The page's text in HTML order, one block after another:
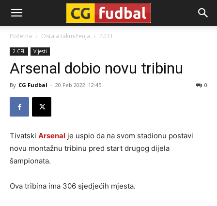
CG-
Fudbal
Početna Ostala takmičenja 2.CFL
2.CFL Vijesti
Arsenal dobio novu tribinu
By CG Fudbal - 20 Feb 2022. 12:45 0
Tivatski Arsenal je uspio da na svom stadionu postavi
novu montažnu tribinu pred start drugog dijela
šampionata.
Ova tribina ima 306 sjedjećih mjesta.